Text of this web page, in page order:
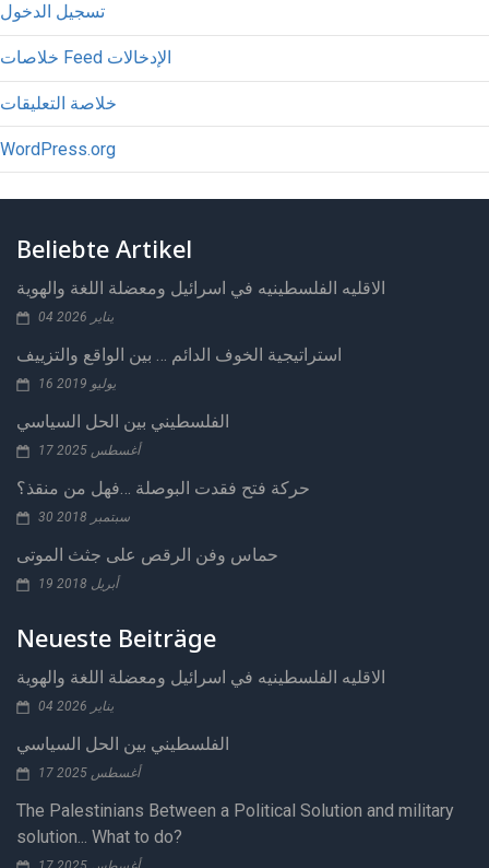
تسجيل الدخول
خلاصات Feed الإدخالات
خلاصة التعليقات
WordPress.org
Beliebte Artikel
الاقليه الفلسطينيه في اسرائيل ومعضلة اللغة والهوية
04 يناير 2026
استراتيجية الخوف الدائم … بين الواقع والتزييف
16 يوليو 2019
الفلسطيني بين الحل السياسي
17 أغسطس 2025
حركة فتح فقدت البوصلة …فهل من منقذ؟
30 سبتمبر 2018
حماس وفن الرقص على جثث الموتى
19 أبريل 2018
Neueste Beiträge
الاقليه الفلسطينيه في اسرائيل ومعضلة اللغة والهوية
04 يناير 2026
الفلسطيني بين الحل السياسي
17 أغسطس 2025
The Palestinians Between a Political Solution and military
solution... What to do?